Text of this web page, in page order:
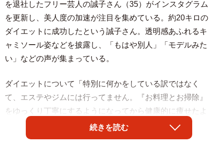
を退社したフリー芸人の誠子さん（35）がインスタグラム
を更新し、美人度の加速が注目を集めている。約20キロの
ダイエットに成功したという誠子さん。透明感あふれるキ
ャミソール姿などを披露し、「もはや別人」「モデルみた
い」などの声が集まっている。
ダイエットについて「特別に何かをしている訳ではなく
て、エステやジムには行ってません。『お料理とお掃除』
をゆっくり丁寧にするようになってから健康的に痩せたよ
うな気がします。特に拭き掃除はすごく良い運動になりま
す。立ったり座ったり、何回も洗面所を往復するし、夏場
続きを読む